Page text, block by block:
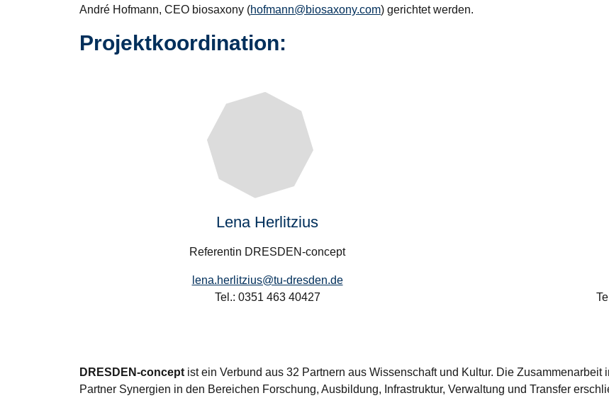
André Hofmann, CEO biosaxony (hofmann@biosaxony.com) gerichtet werden.
Projektkoordination:
Lena Herlitzius
Referentin DRESDEN-concept
lena.herlitzius@tu-dresden.de
Tel.: 0351 463 40427
DRESDEN-concept ist ein Verbund aus 32 Partnern aus Wissenschaft und Kultur. Die
Partner Synergien in den Bereichen Forschung, Ausbildung, Infrastruktur, Verwaltung und Transfer